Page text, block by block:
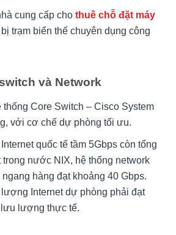
cung cấp cho thuê chỗ đặt máy
trạm biến thế chuyên dụng công
và Network
thống Core Switch – Cisco System
với cơ chế dự phòng tối ưu.
quốc tế tầm 5Gbps còn tổng
nước NIX, hệ thống network
hàng đạt khoảng 40 Gbps.
Internet dự phòng phải đạt
lượng thực tế.